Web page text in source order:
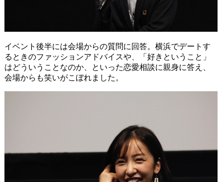
イベント後半には会場からの質問に回答。横浜でデートす
るときのファッションアドバイスや、「好きということ」
はどういうことなのか、といった恋愛相談に親身に答え、
会場からも笑いがこぼれました。